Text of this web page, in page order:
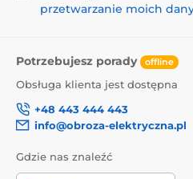
przetwarzanie moich
Potrzebujesz porady offline
Obsługa klienta jest dostępna
+48 443 444 443
info@obroza-elektryczna.pl
Gdzie nas znaleźć